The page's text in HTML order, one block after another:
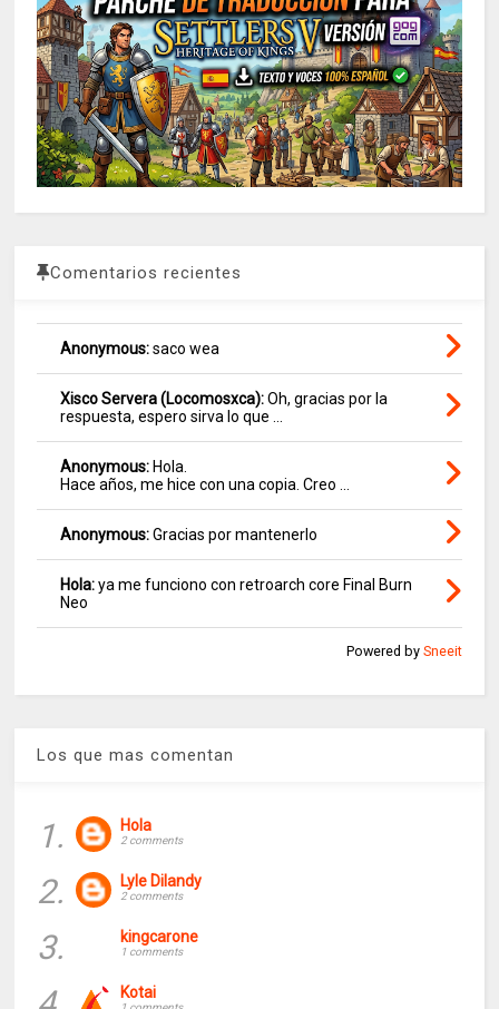
Comentarios recientes
Anonymous:saco wea
Xisco Servera (Locomosxca):Oh, gracias por la
respuesta, espero sirva lo que ...
Anonymous: Hola.
Hace años, me hice con una copia. Creo ...
Anonymous:Gracias por mantenerlo
Hola:ya me funciono con retroarch core Final Burn
Neo
Powered by Sneeit
Los que mas comentan
1. Hola
2 comments
2. Lyle Dilandy
2 comments
3. kingcarone
1 comments
Kotai